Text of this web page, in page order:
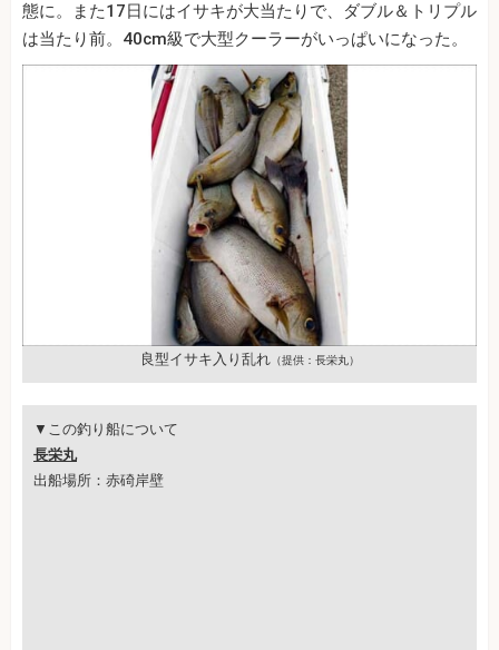
態に。また17日にはイサキが大当たりで、ダブル＆トリプル
は当たり前。40cm級で大型クーラーがいっぱいになった。
良型イサキ入り乱れ（提供：長栄丸）
▼この釣り船について
長栄丸
出船場所：赤碕岸壁